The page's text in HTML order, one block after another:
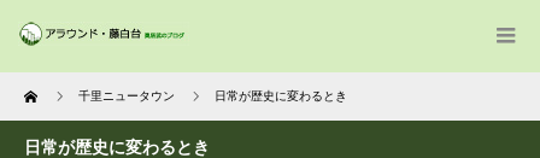
Home 千里ニュータウン 日常が歴史に変わるとき
日常が歴史に変わるとき